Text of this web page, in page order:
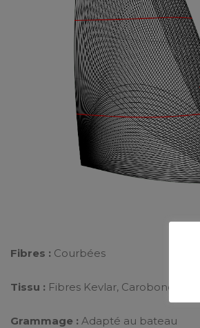
Fibres : Courbées
Tissu : Fibres Kevlar, Carobone,
Grammage : Adapté au bateau